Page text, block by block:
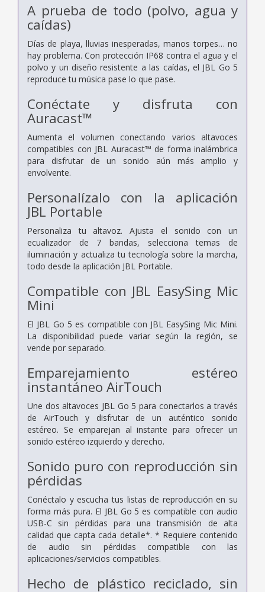
A prueba de todo (polvo, agua y
caídas)
Días de playa, lluvias inesperadas, manos torpes… no
hay problema. Con protección IP68 contra el agua y el
polvo y un diseño resistente a las caídas, el JBL Go 5
reproduce tu música pase lo que pase.
Conéctate y disfruta con
Auracast™
Aumenta el volumen conectando varios altavoces
compatibles con JBL Auracast™ de forma inalámbrica
para disfrutar de un sonido aún más amplio y
envolvente.
Personalízalo con la aplicación
JBL Portable
Personaliza tu altavoz. Ajusta el sonido con un
ecualizador de 7 bandas, selecciona temas de
iluminación y actualiza tu tecnología sobre la marcha,
todo desde la aplicación JBL Portable.
Compatible con JBL EasySing Mic
Mini
El JBL Go 5 es compatible con JBL EasySing Mic Mini.
La disponibilidad puede variar según la región, se
vende por separado.
Emparejamiento estéreo
instantáneo AirTouch
Une dos altavoces JBL Go 5 para conectarlos a través
de AirTouch y disfrutar de un auténtico sonido
estéreo. Se emparejan al instante para ofrecer un
sonido estéreo izquierdo y derecho.
Sonido puro con reproducción sin
pérdidas
Conéctalo y escucha tus listas de reproducción en su
forma más pura. El JBL Go 5 es compatible con audio
USB-C sin pérdidas para una transmisión de alta
calidad que capta cada detalle*. * Requiere contenido
de audio sin pérdidas compatible con las
aplicaciones/servicios compatibles.
Hecho de plástico reciclado, sin